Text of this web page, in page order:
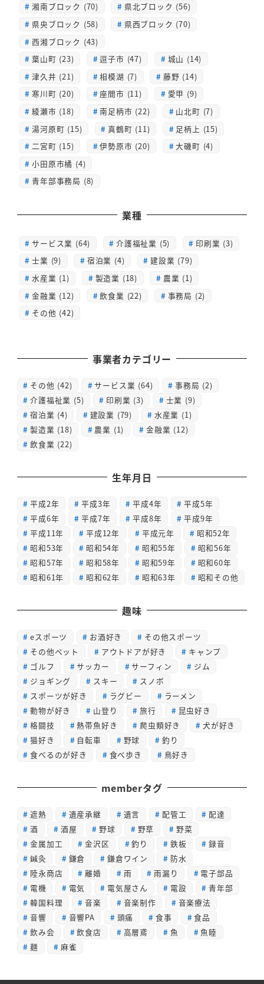
湘南ブロック (70)
県北ブロック (56)
県央ブロック (58)
県西ブロック (70)
西湘ブロック (43)
葉山町 (23)
逗子市 (47)
城山 (14)
津久井 (21)
相模湖 (7)
藤野 (14)
寒川町 (20)
座間市 (11)
愛甲 (9)
綾瀬市 (18)
南足柄市 (22)
山北町 (7)
湯河原町 (15)
真鶴町 (11)
足柄上 (15)
二宮町 (15)
伊勢原市 (20)
大磯町 (4)
小田原市橘 (4)
青年部事務局 (8)
業種
サービス業 (64) 介護福祉業 (5)
印刷業 (3)
士業 (9)
宿泊業 (4)
建設業 (79)
水産業 (1)
製造業 (18)
農業 (1)
金融業 (12)
飲食業 (22)
事務局 (2)
その他 (42)
事業者カテゴリー
その他 (42) サービス業 (64) 事務局 (2)
介護福祉業 (5) 印刷業 (3) 士業 (9)
宿泊業 (4) 建設業 (79) 水産業 (1)
製造業 (18) 農業 (1) 金融業 (12)
飲食業 (22)
生年月日
平成2年 平成3年 平成4年
平成5年
平成6年
平成7年 平成8年
平成9年
平成11年
平成12年 平成元年
昭和52年
昭和53年
昭和54年 昭和55年
昭和56年
昭和57年
昭和58年 昭和59年
昭和60年
昭和61年
昭和62年 昭和63年 昭和その他
趣味
eスポーツ お酒好き
その他スポーツ
その他ペット
アウトドアが好き
キャンプ
ゴルフ
サッカー サーフィン
ジム
ジョギング
スキー
スノボ
スポーツが好き
ラグビー
ラーメン
動物が好き
山登り 旅行
昆虫好き
格闘技
熱帯魚好き 爬虫類好き
犬が好き
猫好き
自転車 野球
釣り
食べるのが好き
食べ歩き 鳥好き
memberタグ
遮熱 遺産承継 遺言 配管工
配達
酒
酒屋 野球 野草
野菜
金属加工
金沢区 釣り 鉄板
録音
鍼灸
鎌倉 鎌倉ワイン
防水
陸永商店
離婚 雨 雨漏り
電子部品
電機
電気 電気屋さん 電設
青年部
韓国料理
音楽 音楽制作
音楽療法
音響
音響PA 頭痛 食事
食品
飲み会
飲食店 高層鳶 魚
魚睦
麺
麻雀